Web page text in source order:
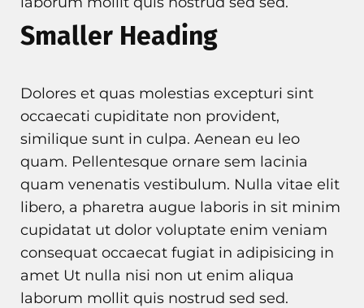
Smaller Heading
Dolores et quas molestias excepturi sint
occaecati cupiditate non provident,
similique sunt in culpa. Aenean eu leo
quam. Pellentesque ornare sem lacinia
quam venenatis vestibulum. Nulla vitae elit
libero, a pharetra augue laboris in sit minim
cupidatat ut dolor voluptate enim veniam
consequat occaecat fugiat in adipisicing in
amet Ut nulla nisi non ut enim aliqua
laborum mollit quis nostrud sed sed.